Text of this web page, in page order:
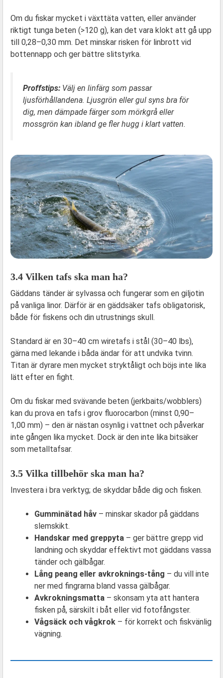
Om du fiskar mycket i växttäta vatten, eller använder
riktigt tunga beten (>120 g), kan det vara klokt att gå upp
till 0,28–0,30 mm. Det minskar risken för linbrott vid
bottennapp och ger bättre slitstyrka.
Proffstips: Välj en linfärg som passar
ljusförhållandena. Ljusgrön eller gul syns bra för
dig, men dämpade färger som mörkgrå eller
mossgrön kan ibland ge fler hugg i klart vatten.
3.4 Vilken tafs ska man ha?
Gäddans tänder är sylvassa och fungerar som en giljotin
på vanliga linor. Därför är en gäddsäker tafs obligatorisk,
både för fiskens och din utrustnings skull.
Standard är en 30–40 cm wiretafs i stål (30–40 lbs),
gärna med lekande i båda ändar för att undvika tvinn.
Titan är dyrare men mycket stryktåligt och böjs inte lika
lätt efter en fight.
Om du fiskar med svävande beten (jerkbaits/wobblers)
kan du prova en tafs i grov fluorocarbon (minst 0,90–
1,00 mm) – den är nästan osynlig i vattnet och påverkar
inte gången lika mycket. Dock är den inte lika bitsäker
som metalltafsar.
3.5 Vilka tillbehör ska man ha?
Investera i bra verktyg; de skyddar både dig och fisken.
Gumminätad håv – minskar skador på gäddans
slemskikt.
Handskar med greppyta – ger bättre grepp vid
landning och skyddar effektivt mot gäddans vassa
tänder och gälbågar.
Lång peang eller avkroknings‑tång – du vill inte
ner med fingrarna bland vassa gälbågar.
Avkrokningsmatta – skonsam yta att hantera
fisken på, särskilt i båt eller vid fotofångster.
Vågsäck och vågkrok – för korrekt och fiskvänlig
vägning.